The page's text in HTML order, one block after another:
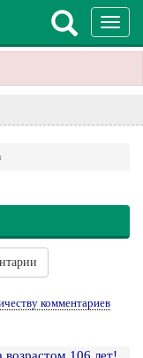
комментариев